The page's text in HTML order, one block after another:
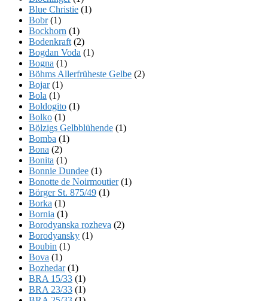
Blue Christie (1)
Bobr(1)
Bockhorn (1)
Bodenkraft (2)
Bogdan Voda (1)
Bogna (1)
Böhms Allerfrüheste Gelbe (2)
Bojar(1)
Bola (1)
Boldogito (1)
Bolko (1)
Bölzigs Gelbblühende (1)
Bomba (1)
Bona (2)
Bonita (1)
Bonnie Dundee (1)
Bonotte de Noirmoutier(1)
Börger St. 875/49 (1)
Borka (1)
Bornia (1)
Borodyanska rozheva (2)
Borodyansky (1)
Boubin (1)
Bova (1)
Bozhedar(1)
BRA 15/33 (1)
BRA 23/33 (1)